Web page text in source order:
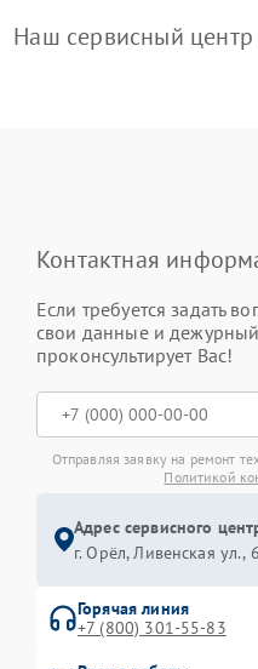
Наш сервисный
Контактная
Если требуется задать
свои данные и
проконсультирует Вас!
Отправляя заявку на ремонт
Политикой
Адрес сервисного
г. Орёл, Ливенская ул.,
Горячая линия
+7 (800) 301-55-83